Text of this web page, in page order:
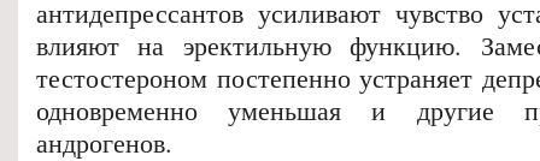
антидепрессантов усиливают чувство
влияют на эректильную функцию.
тестостероном постепенно устраняет
одновременно уменьшая и другие
андрогенов.